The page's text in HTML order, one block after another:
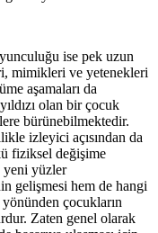
ise pek uzun
mimikleri ve yetenekleri
aşamaları da
olan bir çocuk
bürünebilmektedir.
izleyici açısından da
fiziksel değişime
yeni yüzler
gelişmesi hem de hangi
yönünden çocukların
Zaten genel olarak